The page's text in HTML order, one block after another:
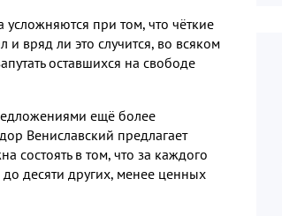
усложняются при том, что чёткие
вряд ли это случится, во всяком
оставшихся на свободе
ещё более
Вениславский предлагает
состоять в том, что за каждого
десяти других, менее ценных